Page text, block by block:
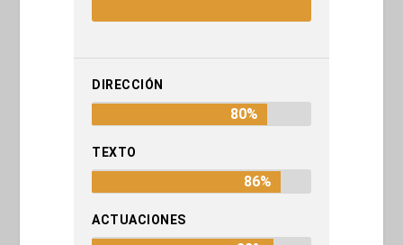
DIRECCIÓN
80%
TEXTO
86%
ACTUACIONES